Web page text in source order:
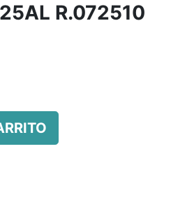
R.072510